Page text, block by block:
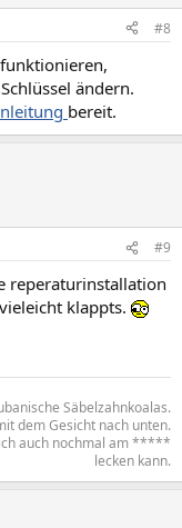
#8
ändern.
bereit.
#9
reperaturinstallation
klappts.
Säbelzahnkoalas.
dem Gesicht nach unten.
auch nochmal am *****
lecken kann.​